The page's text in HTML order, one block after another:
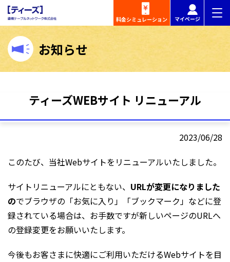
料金シミュレーション マイページ
お知らせ
ティーズWEBサイト リニューアル
2023/06/28
このたび、当社Webサイトをリニューアルいたしました。
サイトリニューアルにともない、 URLが変更になりました
のでブラウザの「お気に入り」「ブックマーク」などに登
録されている場合は、お手数ですが新しいページのURLへ
の登録変更をお願いいたします。
今後もお客さまに快適にご利用いただけるWebサイトを目